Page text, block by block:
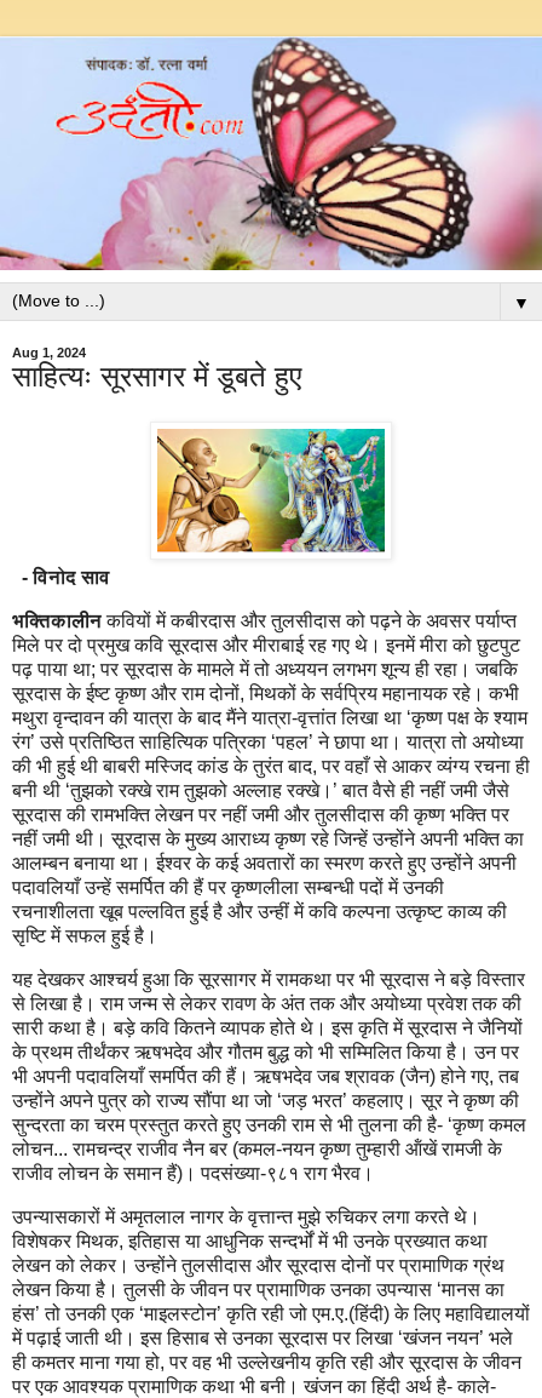
▼
Aug 1, 2024
साहित्यः सूरसागर में डूबते हुए
- विनोद साव
भक्तिकालीनकवियों में कबीरदास और तुलसीदास को पढ़ने के अवसर पर्याप्त
मिले पर दो प्रमुख कवि सूरदास और मीराबाई रह गए थे। इनमें मीरा को छुटपुट
पढ़ पाया था; पर सूरदास के मामले में तो अध्ययन लगभग शून्य ही रहा। जबकि
सूरदास के ईष्ट कृष्ण और राम दोनों, मिथकों के सर्वप्रिय महानायक रहे। कभी
मथुरा वृन्दावन की यात्रा के बाद मैंने यात्रा-वृत्तांत लिखा था ‘कृष्ण पक्ष के श्याम
रंग’ उसे प्रतिष्ठित साहित्यिक पत्रिका ‘पहल’ ने छापा था। यात्रा तो अयोध्या
की भी हुई थी बाबरी मस्जिद कांड के तुरंत बाद, पर वहाँ से आकर व्यंग्य रचना ही
बनी थी ‘तुझको रक्खे राम तुझको अल्लाह रक्खे।’ बात वैसे ही नहीं जमी जैसे
सूरदास की रामभक्ति लेखन पर नहीं जमी और तुलसीदास की कृष्ण भक्ति पर
नहीं जमी थी। सूरदास के मुख्य आराध्य कृष्ण रहे जिन्हें उन्होंने अपनी भक्ति का
आलम्बन बनाया था। ईश्वर के कई अवतारों का स्मरण करते हुए उन्होंने अपनी
पदावलियाँ उन्हें समर्पित की हैं पर कृष्णलीला सम्बन्धी पदों में उनकी
रचनाशीलता खूब पल्लवित हुई है और उन्हीं में कवि कल्पना उत्कृष्ट काव्य की
सृष्टि में सफल हुई है।
यह देखकर आश्चर्य हुआ कि सूरसागर में रामकथा पर भी सूरदास ने बड़े विस्तार
से लिखा है। राम जन्म से लेकर रावण के अंत तक और अयोध्या प्रवेश तक की
सारी कथा है। बड़े कवि कितने व्यापक होते थे। इस कृति में सूरदास ने जैनियों
के प्रथम तीर्थंकर ऋषभदेव और गौतम बुद्ध को भी सम्मिलित किया है। उन पर
भी अपनी पदावलियाँ समर्पित की हैं। ऋषभदेव जब श्रावक (जैन) होने गए, तब
उन्होंने अपने पुत्र को राज्य सौंपा था जो ‘जड़ भरत’ कहलाए। सूर ने कृष्ण की
सुन्दरता का चरम प्रस्तुत करते हुए उनकी राम से भी तुलना की है- ‘कृष्ण कमल
लोचन... रामचन्द्र राजीव नैन बर (कमल-नयन कृष्ण तुम्हारी ऑंखें रामजी के
राजीव लोचन के समान हैं)। पदसंख्या-९८१ राग भैरव।
उपन्यासकारों में अमृतलाल नागर के वृत्तान्त मुझे रुचिकर लगा करते थे।
विशेषकर मिथक, इतिहास या आधुनिक सन्दर्भों में भी उनके प्रख्यात कथा
लेखन को लेकर। उन्होंने तुलसीदास और सूरदास दोनों पर प्रामाणिक ग्रंथ
लेखन किया है। तुलसी के जीवन पर प्रामाणिक उनका उपन्यास ‘मानस का
हंस’ तो उनकी एक ‘माइलस्टोन’ कृति रही जो एम.ए.(हिंदी) के लिए महाविद्यालयों
में पढ़ाई जाती थी। इस हिसाब से उनका सूरदास पर लिखा ‘खंजन नयन’ भले
ही कमतर माना गया हो, पर वह भी उल्लेखनीय कृति रही और सूरदास के जीवन
पर एक आवश्यक प्रामाणिक कथा भी बनी। खंजन का हिंदी अर्थ है- काले-